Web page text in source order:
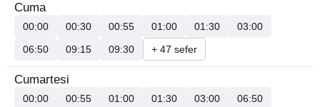
Cuma
00:00 00:30 00:55 01:00 01:30
03:00
06:50
09:15 09:30 + 47 sefer
Cumartesi
00:00 00:55 01:00 01:30 03:00
06:50